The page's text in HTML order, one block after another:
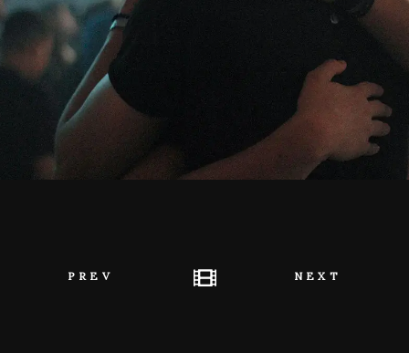
PREV NEXT